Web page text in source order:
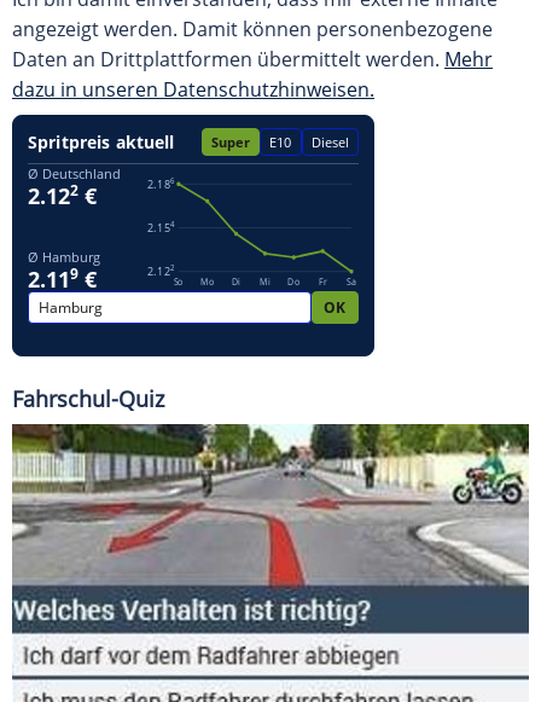
angezeigt werden. Damit können personenbezogene
Daten an Drittplattformen übermittelt werden. Mehr
dazu in unseren Datenschutzhinweisen.
Fahrschul-Quiz